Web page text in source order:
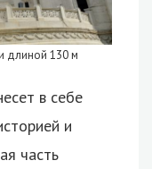
длиной 130 м
в себе
и
часть